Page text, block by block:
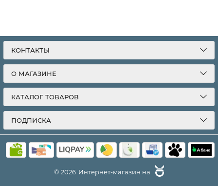
КОНТАКТЫ
О МАГАЗИНЕ
КАТАЛОГ ТОВАРОВ
ПОДПИСКА
© 2026 Интернет-магазин на